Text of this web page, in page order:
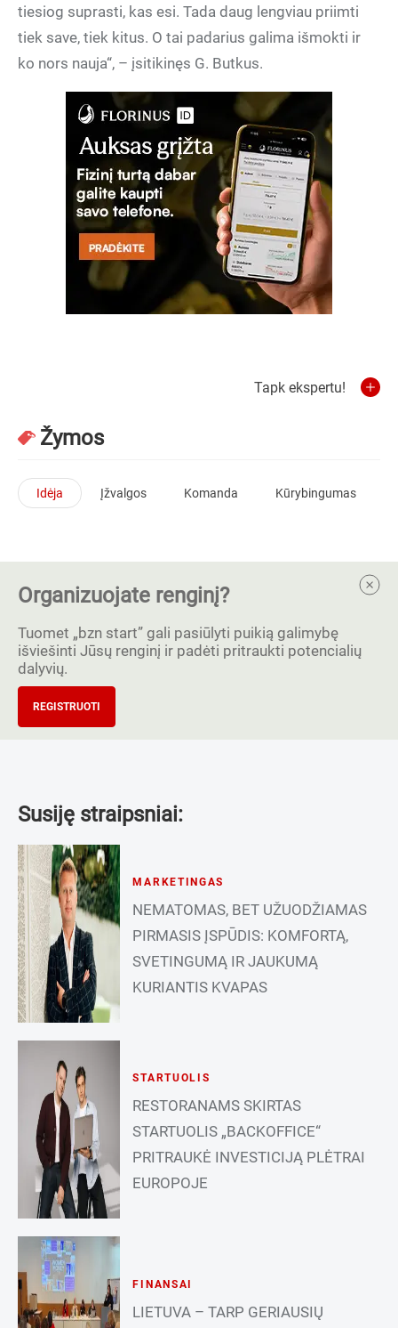
tiesiog suprasti, kas esi. Tada daug lengviau priimti
tiek save, tiek kitus. O tai padarius galima išmokti ir
ko nors nauja“, – įsitikinęs G. Butkus.
Tapk ekspertu!
Žymos
Idėja Įžvalgos Komanda Kūrybingumas
Organizuojate renginį?
Tuomet „bzn start” gali pasiūlyti puikią galimybę
išviešinti Jūsų renginį ir padėti pritraukti potencialių
dalyvių.
REGISTRUOTI
Susiję straipsniai:
MARKETINGAS
NEMATOMAS, BET UŽUODŽIAMAS
PIRMASIS ĮSPŪDIS: KOMFORTĄ,
SVETINGUMĄ IR JAUKUMĄ
KURIANTIS KVAPAS
STARTUOLIS
RESTORANAMS SKIRTAS
STARTUOLIS „BACKOFFICE“
PRITRAUKĖ INVESTICIJĄ PLĖTRAI
EUROPOJE
FINANSAI
LIETUVA – TARP GERIAUSIŲ